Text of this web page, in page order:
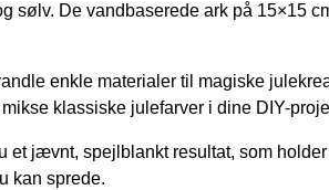
De vandbaserede ark på 15×15
enkle materialer til magiske
klassiske julefarver i dine DIY-
jævnt, spejlblankt resultat, som
kan sprede.